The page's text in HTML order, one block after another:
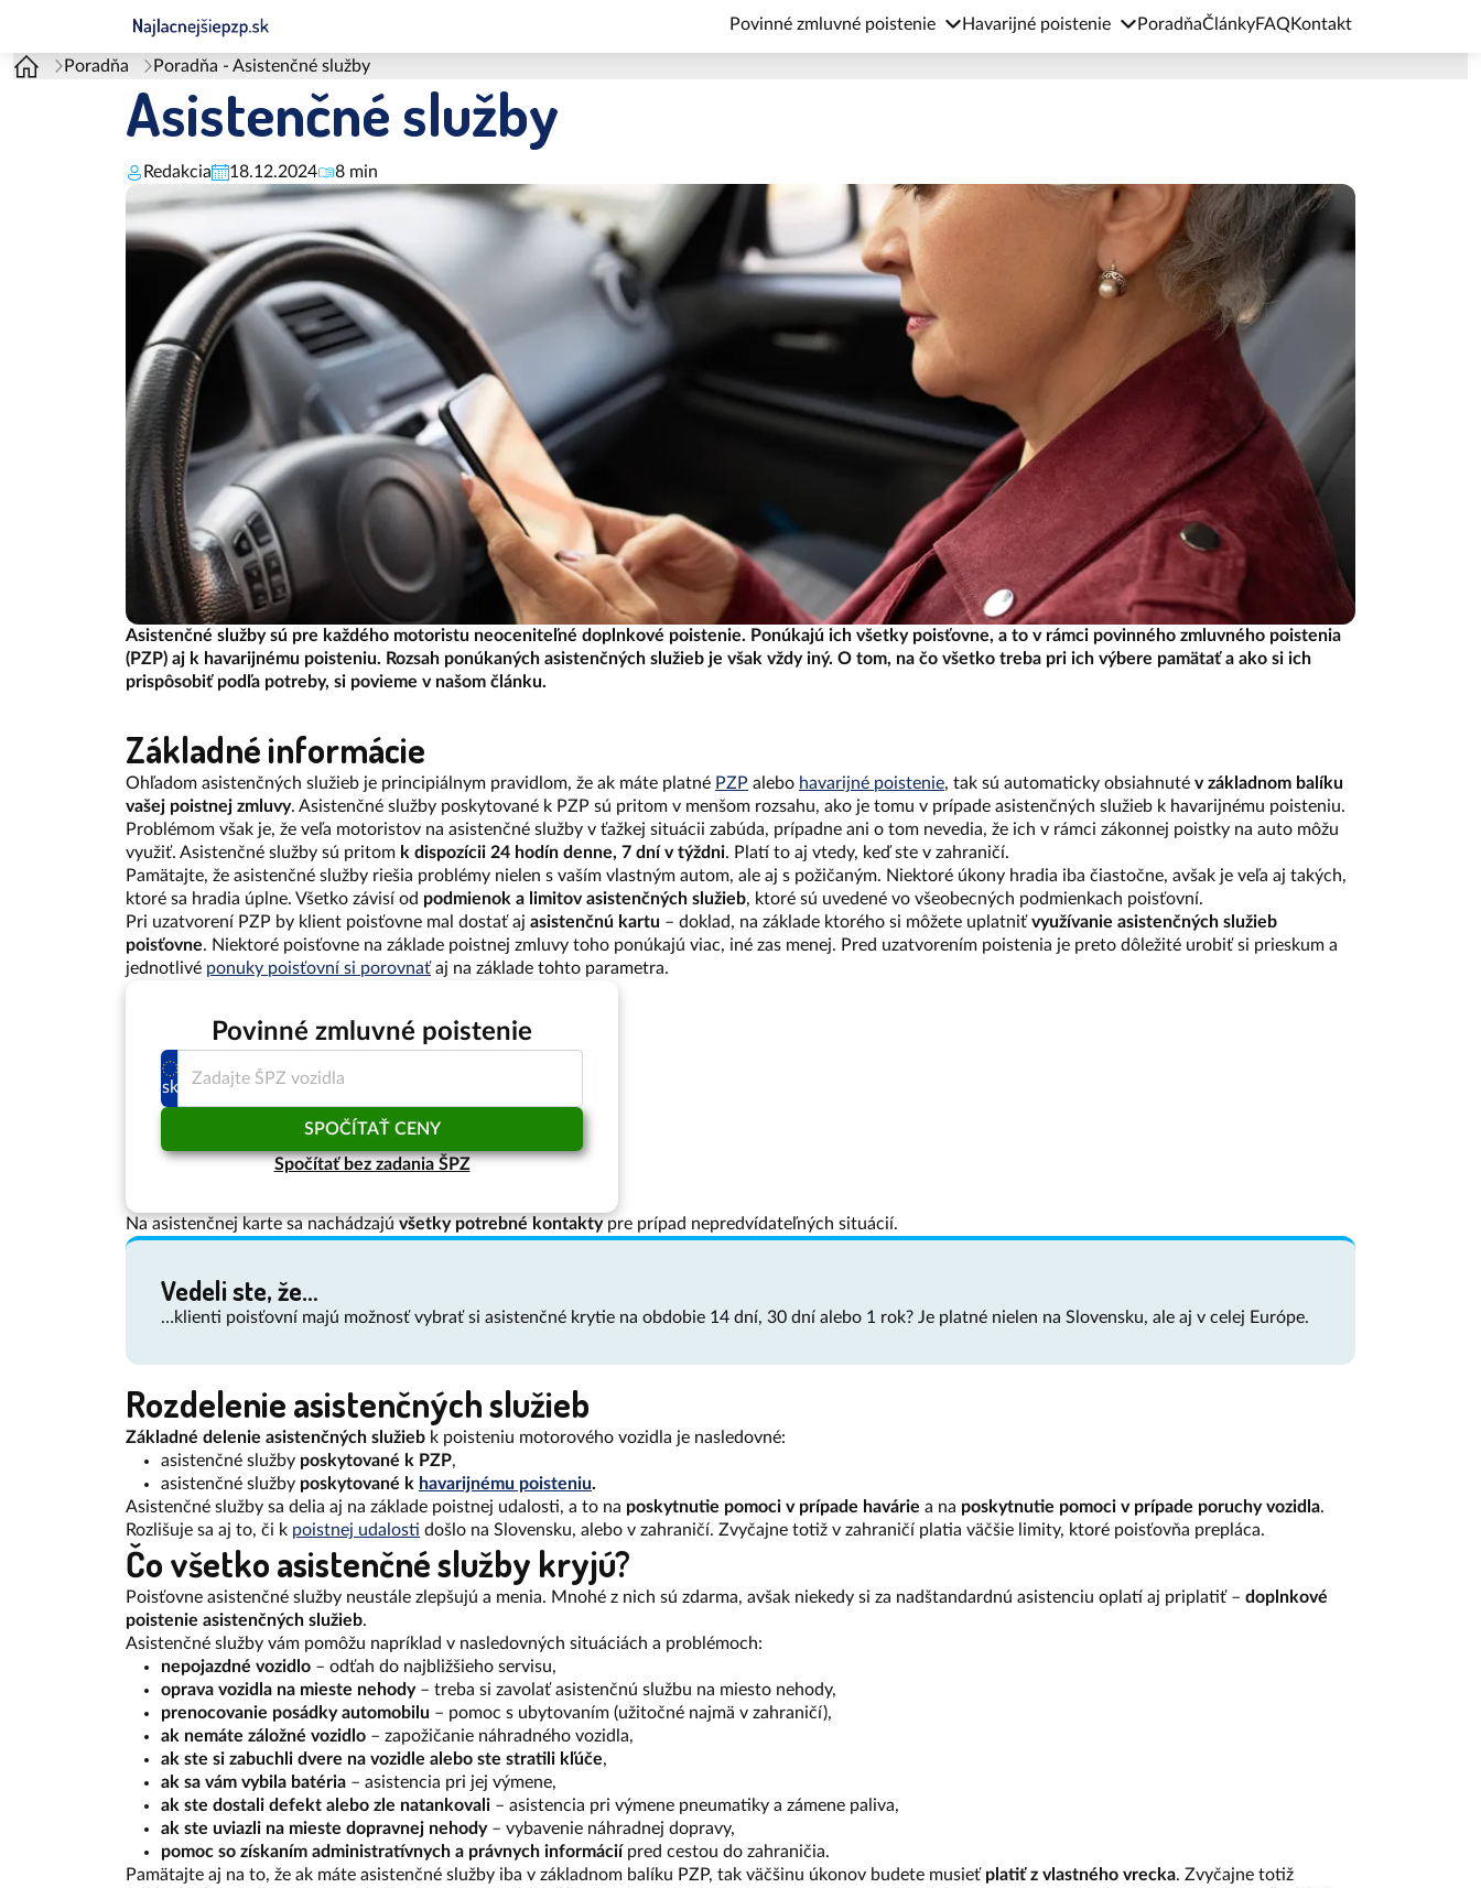
Povinné zmluvné poistenie Havarijné poistenie PoradňaČlánkyFAQ Kontakt
Poradňa Poradňa - Asistenčné služby
Asistenčné služby
Redakcia 18.12.2024 8 min
Asistenčné služby sú pre každého motoristu neoceniteľné doplnkové poistenie. Ponúkajú ich všetky poisťovne, a to v rámci povinného zmluvného poistenia
(PZP) aj k havarijnému poisteniu. Rozsah ponúkaných asistenčných služieb je však vždy iný. O tom, na čo všetko treba pri ich výbere pamätať a ako si ich
prispôsobiť podľa potreby, si povieme v našom článku.
Základné informácie
Ohľadom asistenčných služieb je principiálnym pravidlom, že ak máte platné PZP alebo havarijné poistenie, tak sú automaticky obsiahnuté v základnom balíku
vašej poistnej zmluvy. Asistenčné služby poskytované k PZP sú pritom v menšom rozsahu, ako je tomu v prípade asistenčných služieb k havarijnému poisteniu.
Problémom však je, že veľa motoristov na asistenčné služby v ťažkej situácii zabúda, prípadne ani o tom nevedia, že ich v rámci zákonnej poistky na auto môžu
využiť. Asistenčné služby sú pritom k dispozícii 24 hodín denne, 7 dní v týždni. Platí to aj vtedy, keď ste v zahraničí.
Pamätajte, že asistenčné služby riešia problémy nielen s vaším vlastným autom, ale aj s požičaným. Niektoré úkony hradia iba čiastočne, avšak je veľa aj takých,
ktoré sa hradia úplne. Všetko závisí od podmienok a limitov asistenčných služieb, ktoré sú uvedené vo všeobecných podmienkach poisťovní.
Pri uzatvorení PZP by klient poisťovne mal dostať aj asistenčnú kartu – doklad, na základe ktorého si môžete uplatniťvyužívanie asistenčných služieb
poisťovne. Niektoré poisťovne na základe poistnej zmluvy toho ponúkajú viac, iné zas menej. Pred uzatvorením poistenia je preto dôležité urobiť si prieskum a
jednotlivé ponuky poisťovní si porovnaťaj na základe tohto parametra.
Povinné zmluvné poistenie
sk
SPOČÍTAŤ CENY
Spočítať bez zadania ŠPZ
Na asistenčnej karte sa nachádzajúvšetky potrebné kontaktypre prípad nepredvídateľných situácií.
Vedeli ste, že…
…klienti poisťovní majú možnosť vybrať si asistenčné krytie na obdobie 14 dní, 30 dní alebo 1 rok? Je platné nielen na Slovensku, ale aj v celej Európe.
Rozdelenie asistenčných služieb
Základné delenie asistenčných služieb k poisteniu motorového vozidla je nasledovné:
asistenčné služby poskytované k PZP,
asistenčné služby poskytované k havarijnému poisteniu.
Asistenčné služby sa delia aj na základe poistnej udalosti, a to na poskytnutie pomoci v prípade havárie a na poskytnutie pomoci v prípade poruchy vozidla.
Rozlišuje sa aj to, či k poistnej udalosti došlo na Slovensku, alebo v zahraničí. Zvyčajne totiž v zahraničí platia väčšie limity, ktoré poisťovňa prepláca.
Čo všetko asistenčné služby kryjú?
Poisťovne asistenčné služby neustále zlepšujú a menia. Mnohé z nich sú zdarma, avšak niekedy si za nadštandardnú asistenciu oplatí aj priplatiť – doplnkové
poistenie asistenčných služieb.
Asistenčné služby vám pomôžu napríklad v nasledovných situáciách a problémoch:
nepojazdné vozidlo – odťah do najbližšieho servisu,
oprava vozidla na mieste nehody– treba si zavolať asistenčnú službu na miesto nehody,
prenocovanie posádky automobilu – pomoc s ubytovaním (užitočné najmä v zahraničí),
ak nemáte záložné vozidlo – zapožičanie náhradného vozidla,
ak ste si zabuchli dvere na vozidle alebo ste stratili kľúče,
ak sa vám vybila batéria – asistencia pri jej výmene,
ak ste dostali defekt alebo zle natankovali – asistencia pri výmene pneumatiky a zámene paliva,
ak ste uviazli na mieste dopravnej nehody – vybavenie náhradnej dopravy,
pomoc so získaním administratívnych a právnych informácií pred cestou do zahraničia.
Pamätajte aj na to, že ak máte asistenčné služby iba v základnom balíku PZP, tak väčšinu úkonov budete musieť platiť z vlastného vrecka. Zvyčajne totiž